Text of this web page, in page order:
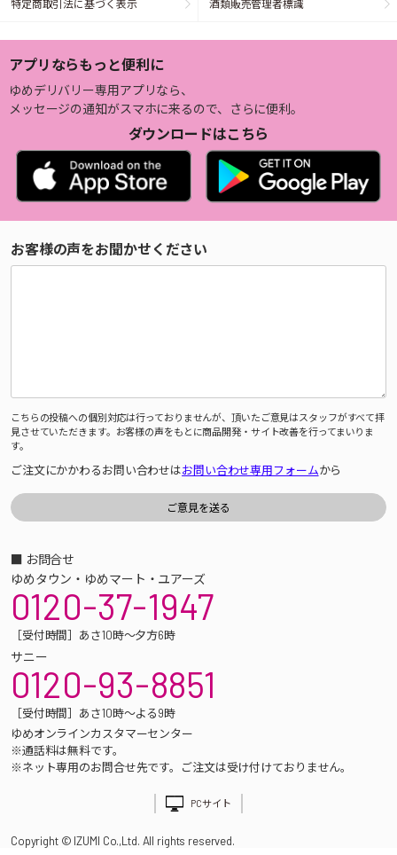
特定商取引法に基づく表示 酒類販売管理者標識
アプリならもっと便利に
ゆめデリバリー専用アプリなら、
メッセージの通知がスマホに来るので、さらに便利。
ダウンロードはこちら
お客様の声をお聞かせください
こちらの投稿への個別対応は行っておりませんが、頂いたご意見はスタッフがすべて拝
見させていただきます。お客様の声をもとに商品開発・サイト改善を行ってまいりま
す。
ご注文にかかわるお問い合わせはお問い合わせ専用フォームから
■ お問合せ
ゆめタウン・ゆめマート・ユアーズ
0120-37-1947
［受付時間］あさ10時～夕方6時
サニー
0120-93-8851
［受付時間］あさ10時～よる9時
ゆめオンラインカスタマーセンター
※通話料は無料です。
※ネット専用のお問合せ先です。ご注文は受け付けておりません。
PCサイト
Copyright © IZUMI Co.,Ltd. All rights reserved.